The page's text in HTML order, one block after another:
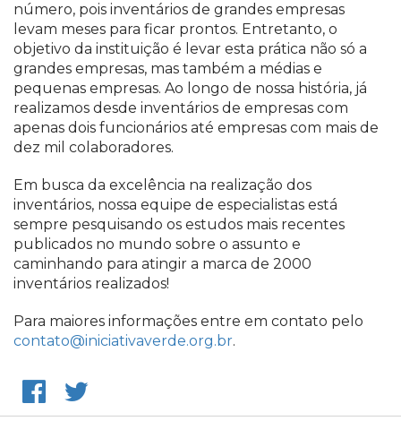
número, pois inventários de grandes empresas
levam meses para ficar prontos. Entretanto, o
objetivo da instituição é levar esta prática não só a
grandes empresas, mas também a médias e
pequenas empresas. Ao longo de nossa história, já
realizamos desde inventários de empresas com
apenas dois funcionários até empresas com mais de
dez mil colaboradores.
Em busca da excelência na realização dos
inventários, nossa equipe de especialistas está
sempre pesquisando os estudos mais recentes
publicados no mundo sobre o assunto e
caminhando para atingir a marca de 2000
inventários realizados!
Para maiores informações entre em contato pelo
contato@iniciativaverde.org.br.